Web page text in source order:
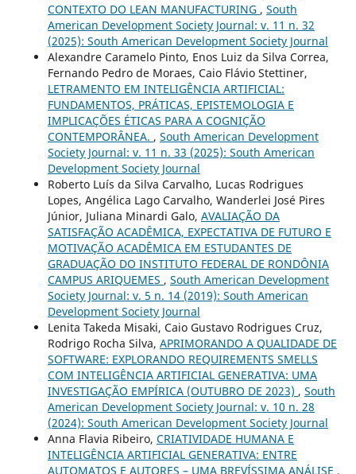
CONTEXTO DO LEAN MANUFACTURING , South
American Development Society Journal: v. 11 n. 32
(2025): South American Development Society Journal
Alexandre Caramelo Pinto, Enos Luiz da Silva Correa,
Fernando Pedro de Moraes, Caio Flávio Stettiner,
LETRAMENTO EM INTELIGÊNCIA ARTIFICIAL:
FUNDAMENTOS, PRÁTICAS, EPISTEMOLOGIA E
IMPLICAÇÕES ÉTICAS PARA A COGNIÇÃO
CONTEMPORÂNEA. , South American Development
Society Journal: v. 11 n. 33 (2025): South American
Development Society Journal
Roberto Luís da Silva Carvalho, Lucas Rodrigues
Lopes, Angélica Lago Carvalho, Wanderlei José Pires
Júnior, Juliana Minardi Galo, AVALIAÇÃO DA
SATISFAÇÃO ACADÊMICA, EXPECTATIVA DE FUTURO E
MOTIVAÇÃO ACADÊMICA EM ESTUDANTES DE
GRADUAÇÃO DO INSTITUTO FEDERAL DE RONDÔNIA
CAMPUS ARIQUEMES , South American Development
Society Journal: v. 5 n. 14 (2019): South American
Development Society Journal
Lenita Takeda Misaki, Caio Gustavo Rodrigues Cruz,
Rodrigo Rocha Silva, APRIMORANDO A QUALIDADE DE
SOFTWARE: EXPLORANDO REQUIREMENTS SMELLS
COM INTELIGÊNCIA ARTIFICIAL GENERATIVA: UMA
INVESTIGAÇÃO EMPÍRICA (OUTUBRO DE 2023) , South
American Development Society Journal: v. 10 n. 28
(2024): South American Development Society Journal
Anna Flavia Ribeiro, CRIATIVIDADE HUMANA E
INTELIGÊNCIA ARTIFICIAL GENERATIVA: ENTRE
AUTOMATOS E AUTORES – UMA BREVÍSSIMA ANÁLISE ,